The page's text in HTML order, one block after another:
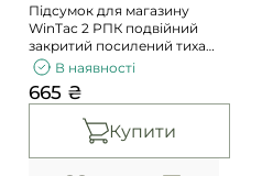
Підсумок для магазину
WinTac 2 РПК подвійний
закритий посилений тиха
кліпса хакі
В наявності
665 ₴
Купити